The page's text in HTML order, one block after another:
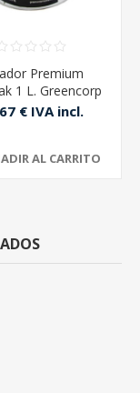
Premium
1 L. Greencorp
Marine
€ IVA incl.
AL CARRITO